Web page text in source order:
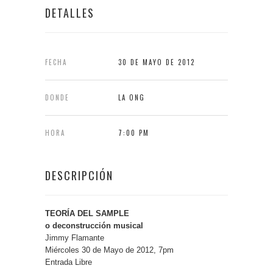
DETALLES
FECHA 30 DE MAYO DE 2012
DONDE LA ONG
HORA 7:00 PM
DESCRIPCIÓN
TEORÍA DEL SAMPLE
o deconstrucción musical
Jimmy Flamante
Miércoles 30 de Mayo de 2012, 7pm
Entrada Libre